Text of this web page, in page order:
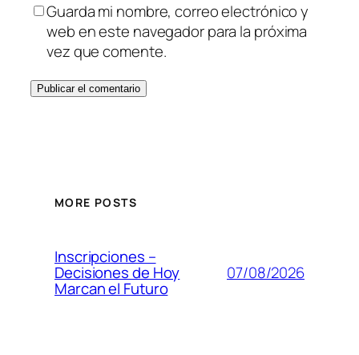
Guarda mi nombre, correo electrónico y
web en este navegador para la próxima
vez que comente.
MORE POSTS
Inscripciones –
Decisiones de Hoy
Marcan el Futuro
07/08/2026